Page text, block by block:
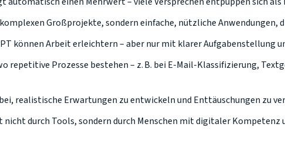
Großprojekte, sondern einfache, nützliche Anwendungen,
können Arbeit erleichtern – aber nur mit klarer Aufgabenstellung
repetitive Prozesse bestehen – z. B. bei E-Mail-Klassifizierung,
realistische Erwartungen zu entwickeln und Enttäuschungen zu
durch Tools, sondern durch Menschen mit digitaler Kompetenz